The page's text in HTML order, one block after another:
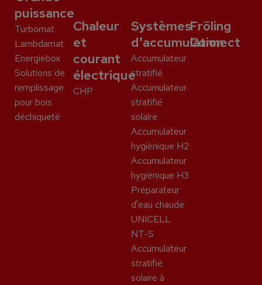
puissance
Turbomat
Lambdamat
Energiebox
Solutions de
remplissage
pour bois
déchiqueté
Chaleur
et
courant
électrique
CHP
Systèmes
d'accumulation
Accumulateur
stratifié
Accumulateur
stratifié
solaire
Accumulateur
hygiènique H2
Accumulateur
hygiènique H3
Préparateur
d'eau chaude
UNICELL
NT-S
Accumulateur
stratifié
solaire à
Fröling
Connect